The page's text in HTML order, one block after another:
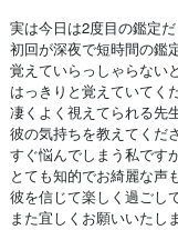
実は今日は2度目の鑑定だ
初回が深夜で短時間の鑑
覚えていらっしゃらない
はっきりと覚えていてく
凄くよく視えてられる先
彼の気持ちを教えてくだ
すぐ悩んでしまう私です
とても知的でお綺麗な声
彼を信じて楽しく過ごし
また宜しくお願いいたしま